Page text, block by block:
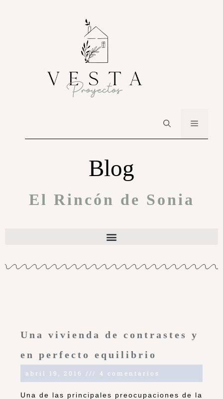
Blog
El Rincón de Sonia
Una vivienda de contrastes y
en perfecto equilibrio
abril 19, 2016 4 comentarios
Una de las principales preocupaciones de la